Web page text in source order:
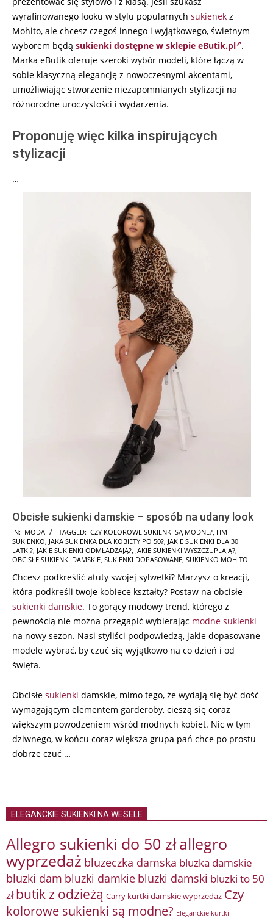
wyrafinowanego looku w stylu popularnych sukienek z
Mohito, ale chcesz czegoś innego i wyjątkowego, świetnym
wyborem będą sukienki dostępne w sklepie eButik.pl .
Marka eButik oferuje szeroki wybór modeli, które łączą w
sobie klasyczną elegancję z nowoczesnymi akcentami,
umożliwiając stworzenie niezapomnianych stylizacji na
różnorodne uroczystości i wydarzenia.
Proponuję więc kilka inspirujących
stylizacji
…
Obcisłe sukienki damskie – sposób na udany look
2024-
12-
04
IN: MODA TAGGED: CZY KOLOROWE SUKIENKI SĄ MODNE?, HM
SUKIENKO, JAKA SUKIENKA DLA KOBIETY PO 50?, JAKIE SUKIENKI DLA 30
LATKI?, JAKIE SUKIENKI ODMŁADZAJĄ?, JAKIE SUKIENKI WYSZCZUPLAJĄ?,
OBCISŁE SUKIENKI DAMSKIE, SUKIENKI DOPASOWANE, SUKIENKO MOHITO
Chcesz podkreślić atuty swojej sylwetki? Marzysz o kreacji,
która podkreśli twoje kobiece kształty? Postaw na obcisłe
sukienki damskie. To gorący modowy trend, którego z
pewnością nie można przegapić wybierając modne sukienki
na nowy sezon. Nasi styliści podpowiedzą, jakie dopasowane
modele wybrać, by czuć się wyjątkowo na co dzień i od
święta.
Obcisłe sukienki damskie, mimo tego, że wydają się być dość
wymagającym elementem garderoby, cieszą się coraz
większym powodzeniem wśród modnych kobiet. Nic w tym
dziwnego, w końcu coraz większa grupa pań chce po prostu
dobrze czuć …
ELEGANCKIE SUKIENKI NA WESELE
Allegro sukienki do 50 złallegro
wyprzedaż bluzeczka damska bluzka damskie
bluzki dam bluzki damkie bluzki damski bluzki to 50
zł butik z odzieżą Carry kurtki damskie wyprzedaż Czy
kolorowe sukienki są modne? Eleganckie kurtki